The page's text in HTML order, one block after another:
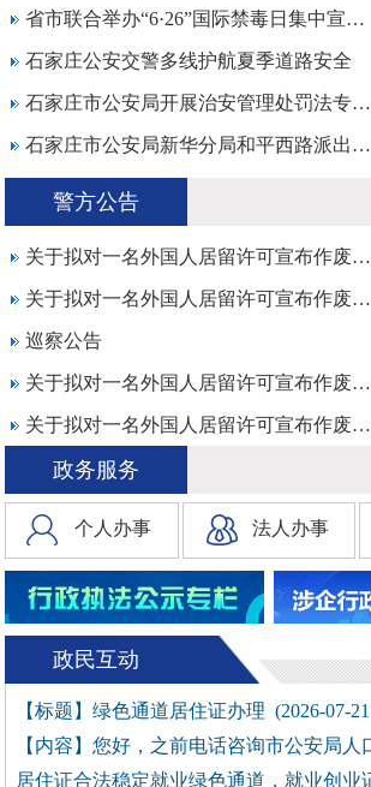
省市联合举办“6·26”国际禁毒日集中宣传活动
石家庄公安交警多线护航夏季道路安全
石家庄市公安局开展治安管理处罚法专题培训
石家庄市公安局新华分局和平西路派出所“向阳驿站”织密未成年人保护网
警方公告
关于拟对一名外国人居留许可宣布作废的公告
关于拟对一名外国人居留许可宣布作废的公告
巡察公告
关于拟对一名外国人居留许可宣布作废的公告
关于拟对一名外国人居留许可宣布作废的公告
政务服务
个人办事 法人办事
政民互动